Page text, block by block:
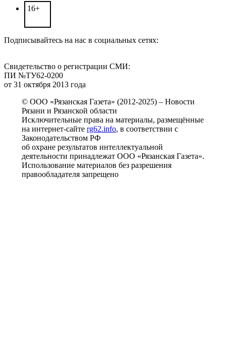
16+
Подписывайтесь на нас в социальных сетях:
Свидетельство о регистрации СМИ:
ПИ №ТУ62-0200
от 31 октября 2013 года
© ООО «Рязанская Газета» (2012-2025) – Новости
Рязани и Рязанской области
Исключительные права на материалы, размещённые
на интернет-сайте rg62.info, в соответствии с
Законодательством РФ
об охране результатов интеллектуальной
деятельности принадлежат ООО «Рязанская Газета».
Использование материалов без разрешения
правообладателя запрещено